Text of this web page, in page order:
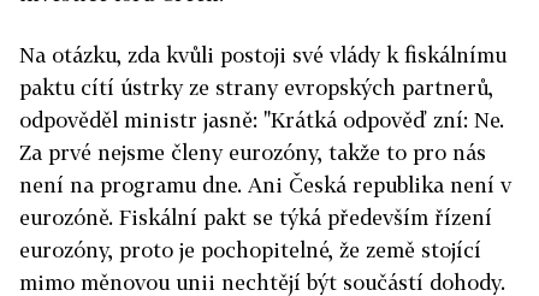
Na otázku, zda kvůli postoji své vlády k fiskálnímu
paktu cítí ústrky ze strany evropských partnerů,
odpověděl ministr jasně: "Krátká odpověď zní: Ne.
Za prvé nejsme členy eurozóny, takže to pro nás
není na programu dne. Ani Česká republika není v
eurozóně. Fiskální pakt se týká především řízení
eurozóny, proto je pochopitelné, že země stojící
mimo měnovou unii nechtějí být součástí dohody.